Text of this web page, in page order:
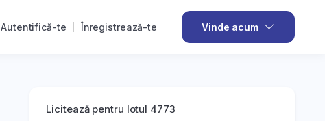
Autentifică-te Înregistrează-te Vinde acum
Licitează pentru lotul 4773